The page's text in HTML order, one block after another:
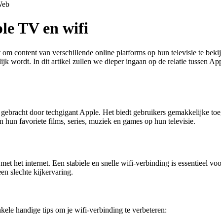
TV en wifi
content van verschillende online platforms op hun televisie te
wordt. In dit artikel zullen we dieper ingaan op de relatie tussen
door techgigant Apple. Het biedt gebruikers gemakkelijke
favoriete films, series, muziek en games op hun televisie.
het internet. Een stabiele en snelle wifi-verbinding is essentieel
slechte kijkervaring.
handige tips om je wifi-verbinding te verbeteren: